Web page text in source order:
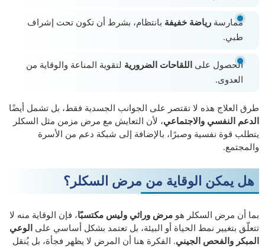
ممارسة رياضة خفيفة بانتظام، بشرط أن تكون تحت إشراف
طبي.
الحصول على اللقاحات الضرورية لتقوية المناعة والوقاية من
العدوى.
طرق العلاج هذه لا تقتصر على الجوانب الجسدية فقط، بل تشمل أيضًا
الدعم النفسي والاجتماعي، لأن التعايش مع مرض مزمن مثل السكلر
يتطلب قوة نفسية وصبرًا، بالإضافة إلى شبكة دعم من الأسرة
والمجتمع.
هل يمكن الوقاية من مرض السكلر؟
بما أن مرض السكلر هو مرض وراثي وليس مكتسبًا، فإن الوقاية منه لا
تتعلّق بتغيير نمط الحياة أو البيئة، بل تعتمد بشكل أساسي على
الوعي
المبكر والفحص الجيني. الفكرة هنا أن المرض لا يظهر فجأة، بل يُنقل